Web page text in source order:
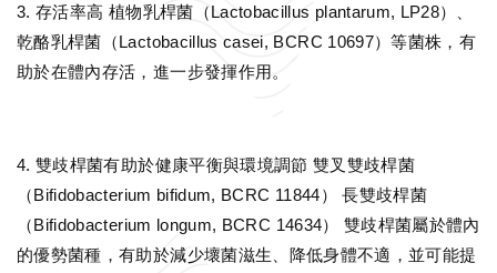
3. 存活率高 植物乳桿菌（Lactobacillus plantarum, LP28）、
乾酪乳桿菌（Lactobacillus casei, BCRC 10697）等菌株，有
助於在體內存活，進一步發揮作用。
4. 雙歧桿菌有助於健康平衡與環境調節 雙叉雙歧桿菌
（Bifidobacterium bifidum, BCRC 11844） 長雙歧桿菌
（Bifidobacterium longum, BCRC 14634） 雙歧桿菌屬於體內
的優勢菌種，有助於減少壞菌滋生、降低身體不適，並可能提